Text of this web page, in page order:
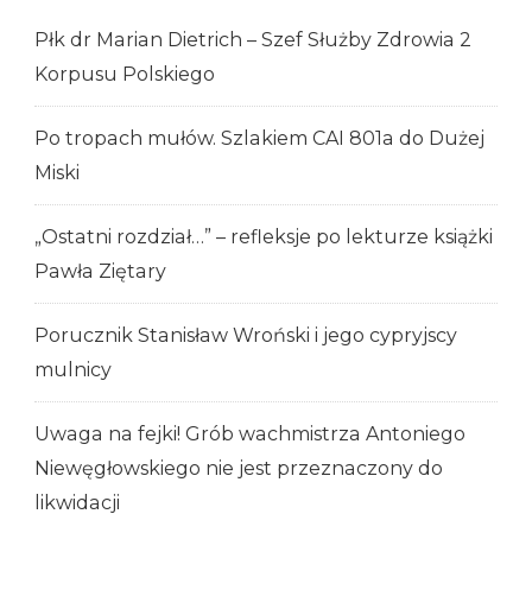
Płk dr Marian Dietrich – Szef Służby Zdrowia 2
Korpusu Polskiego
Po tropach mułów. Szlakiem CAI 801a do Dużej
Miski
„Ostatni rozdział…” – refleksje po lekturze książki
Pawła Ziętary
Porucznik Stanisław Wroński i jego cypryjscy
mulnicy
Uwaga na fejki! Grób wachmistrza Antoniego
Niewęgłowskiego nie jest przeznaczony do
likwidacji